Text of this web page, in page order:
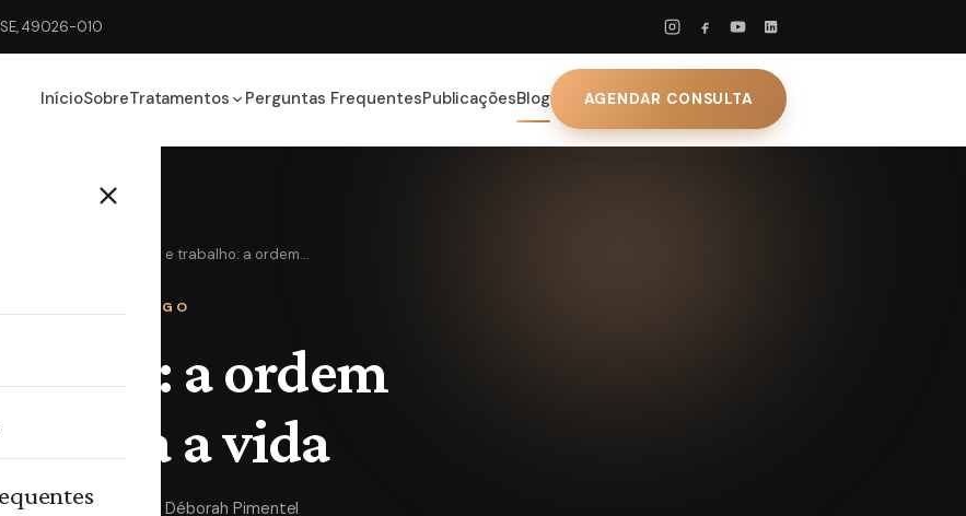
49026-010
InícioSobreTratamentos Perguntas FrequentesPublicaçõesBlog AGENDAR CONSULTA
Saúde, família e trabalho: a ordem…
ARTIGO
a ordem
a vida
26 de maio de 2026 Déborah Pimentel